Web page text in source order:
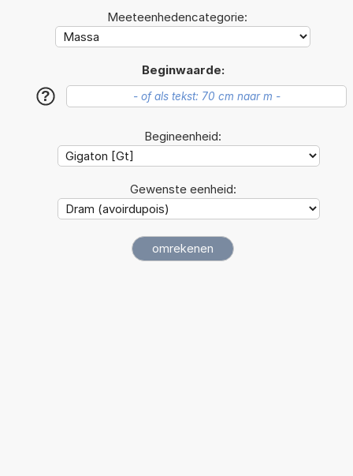
Meeteenhedencategorie:
Beginwaarde:
?
Begineenheid:
Gewenste eenheid: